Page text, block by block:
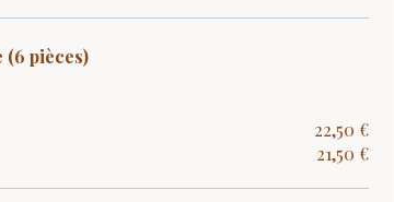
(6 pièces)
22,50 €
21,50 €